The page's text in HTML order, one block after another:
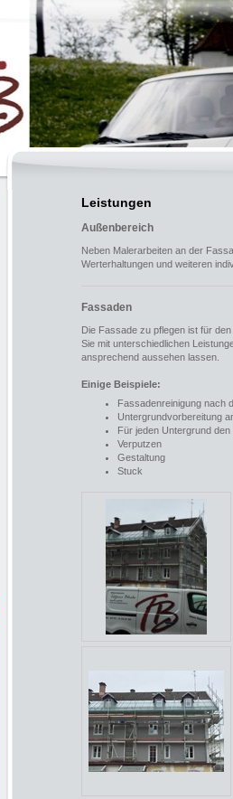
Leistungen
Außenbereich
Neben Malerarbeiten an der
Werterhaltungen und weiteren
Fassaden
Die Fassade zu pflegen ist für
Sie mit unterschiedlichen
ansprechend aussehen lassen.
Einige Beispiele:
Fassadenreinigung nach
Untergrundvorbereitung
Für jeden Untergrund
Verputzen
Gestaltung
Stuck